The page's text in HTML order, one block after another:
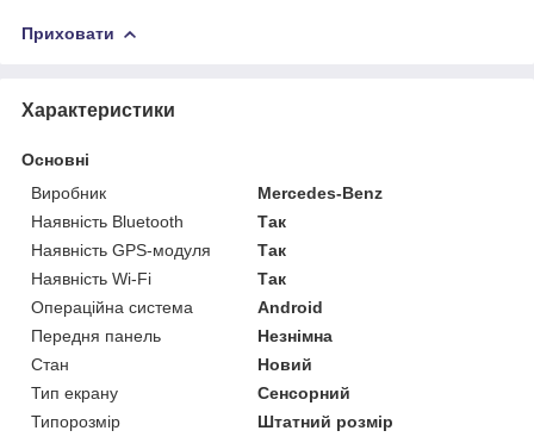
Приховати
Характеристики
Основні
Виробник
Mercedes-Benz
Наявність Bluetooth
Так
Наявність GPS-модуля
Так
Наявність Wi-Fi
Так
Операційна система
Android
Передня панель
Незнімна
Стан
Новий
Тип екрану
Сенсорний
Типорозмір
Штатний розмір